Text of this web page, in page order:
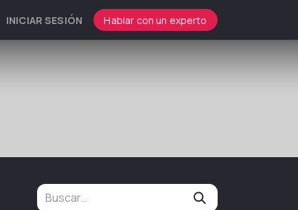
INICIAR SESIÓN Hablar con un experto